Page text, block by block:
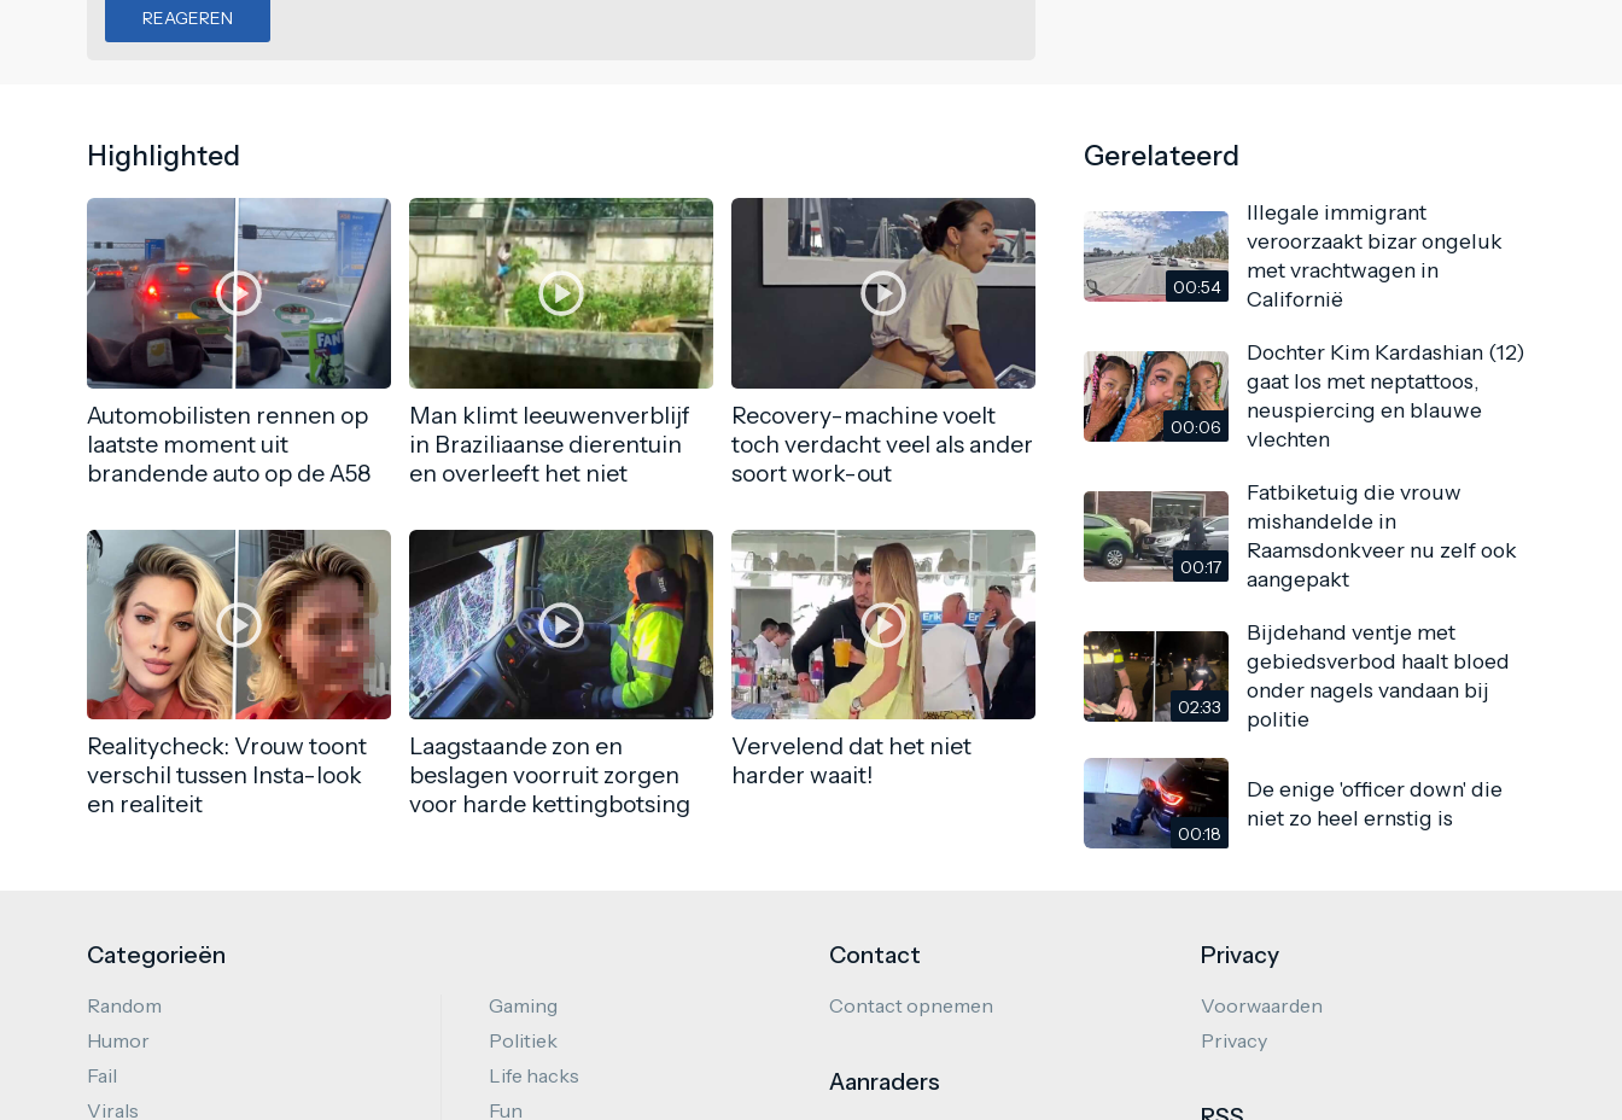
REAGEREN
Highlighted
Automobilisten rennen op
laatste moment uit
brandende auto op de A58
Man klimt leeuwenverblijf
in Braziliaanse dierentuin
en overleeft het niet
Recovery-machine voelt
toch verdacht veel als ander
soort work-out
Realitycheck: Vrouw toont
verschil tussen Insta-look
en realiteit
Laagstaande zon en
beslagen voorruit zorgen
voor harde kettingbotsing
Vervelend dat het niet
harder waait!
Gerelateerd
00:54
Illegale immigrant
veroorzaakt bizar ongeluk
met vrachtwagen in
Californië
00:06
Dochter Kim Kardashian (12)
gaat los met neptattoos,
neuspiercing en blauwe
vlechten
00:17
Fatbiketuig die vrouw
mishandelde in
Raamsdonkveer nu zelf ook
aangepakt
02:33
Bijdehand ventje met
gebiedsverbod haalt bloed
onder nagels vandaan bij
politie
00:18
De enige 'officer down' die
niet zo heel ernstig is
Categorieën
Random
Humor
Fail
Virals
Gaming
Politiek
Life hacks
Fun
Contact
Contact opnemen
Aanraders
Privacy
Voorwaarden
Privacy